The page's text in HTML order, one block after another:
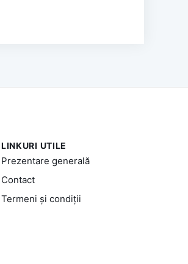
LINKURI UTILE
Prezentare generală
Contact
Termeni și condiții